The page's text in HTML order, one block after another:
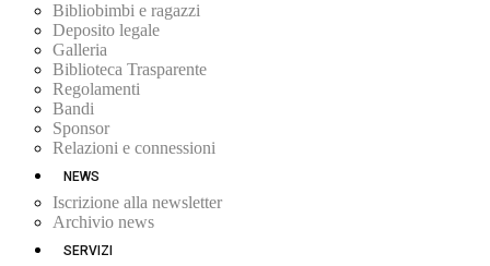
Bibliobimbi e ragazzi
Deposito legale
Galleria
Biblioteca Trasparente
Regolamenti
Bandi
Sponsor
Relazioni e connessioni
NEWS
Iscrizione alla newsletter
Archivio news
SERVIZI